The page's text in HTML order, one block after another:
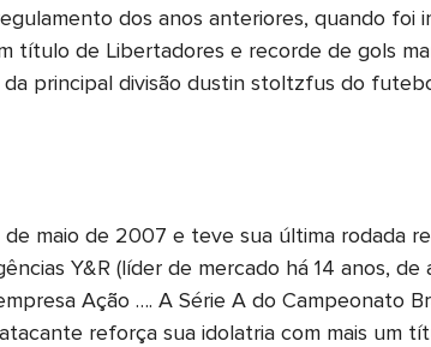
dos anos anteriores, quando foi
título de Libertadores e recorde de gols
principal divisão dustin stoltzfus do
maio de 2007 e teve sua última rodada
Y&R (líder de mercado há 14 anos,
Ação …. A Série A do Campeonato
reforça sua idolatria com mais um